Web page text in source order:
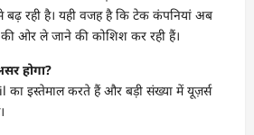
बढ़ रही है। यही वजह है कि टेक कंपनियां अब
की ओर ले जाने की कोशिश कर रही हैं।
होगा?
का इस्तेमाल करते हैं और बड़ी संख्या में यूज़र्स